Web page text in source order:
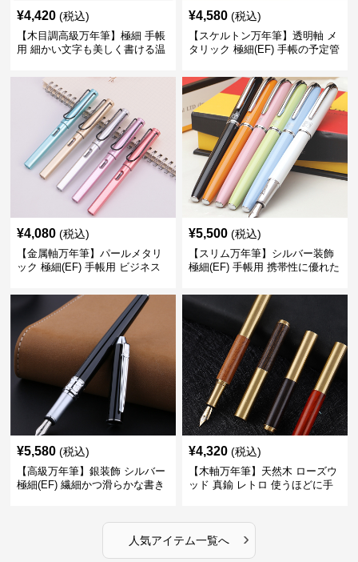
¥4,420 (税込)
【木目調高級万年筆】極細 手帳
用 細かい文字も美しく書ける温
¥4,580 (税込)
【スケルトン万年筆】透明軸 メ
タリック 極細(EF) 手帳の予定管
デザイン
¥4,080 (税込)
【金属軸万年筆】パールメタリ
ック 極細(EF) 手帳用 ビジネス
る
¥5,500 (税込)
【スリム万年筆】シルバー装飾
極細(EF) 手帳用 携帯性に優れた
ートに筆記
¥5,580 (税込)
【高級万年筆】銀装飾 シルバー
極細(EF) 繊細かつ滑らかな書き
¥4,320 (税込)
【木軸万年筆】天然木 ローズウ
ッド 真鍮 レトロ 使うほどに手
人気アイテム一覧へ ›